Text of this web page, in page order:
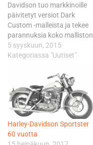
Davidson tuo markkinoille
päivitetyt versiot Dark
Custom -malleista ja tekee
parannuksia koko malliston
suorituskykyyn ja
muotoiluun. Lisäksi yleisölle
osallistua jännittävään Dark
Custom -kilpailuun. Harley-
Davidson käynnisti tänään
Euroopan, Lähi-idän ja
Afrikan motoristeille
suunnatun kilpailun, jossa
on mahdollisuus voittaa
5 syyskuun, 2015
Kategoriassa "Uutiset"
Harley-Davidson Sportster
60 vuotta